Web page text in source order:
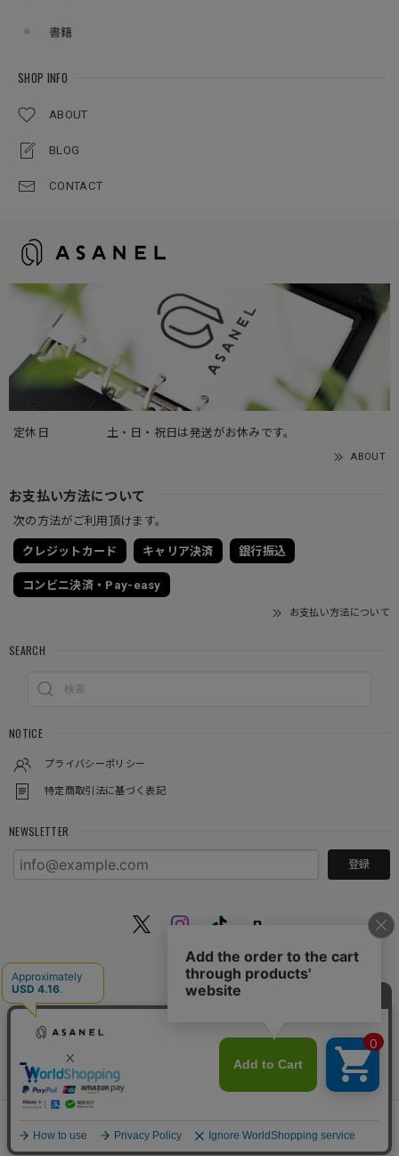
書籍
SHOP INFO
ABOUT
BLOG
CONTACT
定休日 土・日・祝日は発送がお休みです。
ABOUT
お支払い方法について
次の方法がご利用頂けます。
クレジットカード キャリア決済 銀行振込
コンビニ決済・Pay-easy
お支払い方法について
SEARCH
NOTICE
プライバシーポリシー
特定商取引法に基づく表記
NEWSLETTER
登録
種類を選択